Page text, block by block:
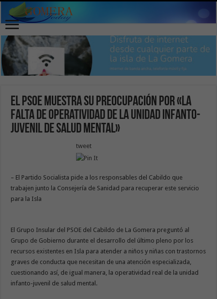
El PSOE muestra su preocupación por «la
falta de operatividad de la unidad infanto-
juvenil de salud mental»
tweet
– El Partido Socialista pide a los responsables del Cabildo que
trabajen junto la Consejería de Sanidad para recuperar este servicio
para la Isla
El Grupo Insular del PSOE del Cabildo de La Gomera preguntó al
Grupo de Gobierno durante el desarrollo del último pleno por los
recursos existentes en Isla para atender a niños y niñas con trastornos
graves de conducta que necesitan de una atención especializada,
cuestionando así, de igual manera, la operatividad real de la unidad
infanto-juvenil de salud mental.